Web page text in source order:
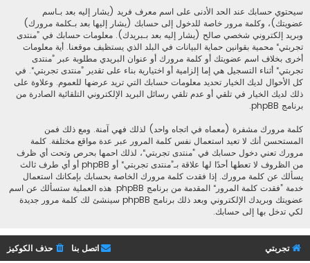
سيحتوي حسابك عند الحد الأدنى على اسم معرف فريد (يشار إليه بعد بـاسم
عضويتك)، وكلمة مرور خاصة للدخول إلى حسابك (يشار إليها بعد بـكلمة مرورك)
وبريد إلكتروني شخصي صالح (يشار إليه بعد بـبريدك). معلومات حسابك في ”منتدى
تجربتي“ محمية بقوانين حماية البيانات في البلد الذي يستظيف موقعنا. أية معلومات
أخرى بخلاف اسم عضويتك أو كلمة مرورك أو عنوان البريدي مطلوبة عبر ”منتدى
تجربتي“ أثناء التسجيل هي إما إلزامية أو اختيارية بناء على تقدير ”منتدى تجربتي“. في
كل الأحوال لديك الخيار تحديد معلومات حسابك التي تريد عرضها للعموم. وعلاوة على
ذلك لديك الخيار في تلقي أو عدم تلقي رسائل البريد الإلكتروني التلقائية الصادرة من
برنامج phpBB.
كلمة مرورك مشفرة (معماه في اتجاه واحد) لذلك فهي آمنة. ومع ذلك فمن
المستحسن أنك لا تعيد استعمال نفس كلمة المرور عبر عدة مواقع مختلفة. كلمة
مرورك تعني دخول حسابك في ”منتدى تجربتي“، لذلك احمها بحرص وتحت أي ظرف
من الظروف لا تعطها أحدًا لها علاقة بـ”منتدى تجربتي“ أو phpBB أو أي طرف ثالث
يسألك عن كلمة مرورك. إذا فقدت كلمة مرورك الخاصة بحسابك بإمكانك استعمال
خدمة ”فقدت كلمة المرور“ المقدمة من برنامج phpBB. هذه العملية ستسألك عن اسم
عضويتك وبريدك الإلكتروني وبعد ذلك برنامج phpBB سينشئ لك كلمة مرور جديدة
لكي تدخل بها إلى حسابك.
تجربتي حذف الكوكيز اتصل بنا